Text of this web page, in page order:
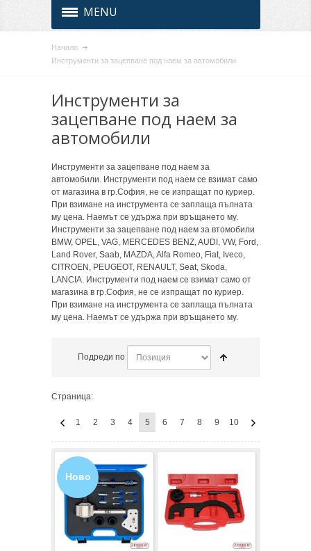
MENU
Начало
Инструменти за зацепване под наем за автомобили
Инструменти за
зацепване под наем за
автомобили
Инструменти за зацепване под наем за
автомобили. Инструменти под наем се взимат само
от магазина в гр.София, не се изпращат по куриер.
При взимане на инструмента се заплаща пълната
му цена. Наемът се удържа при връщането му.
Инструменти за зацепване под наем за втомобили
BMW, OPEL, VAG, MERCEDES BENZ, AUDI, VW, Ford,
Land Rover, Saab, MAZDA, Alfa Romeo, Fiat, Iveco,
CITROEN, PEUGEOT, RENAULT, Seat, Skoda,
LANCIA. Инструменти под наем се взимат само от
магазина в гр.София, не се изпращат по куриер.
При взимане на инструмента се заплаща пълната
му цена. Наемът се удържа при връщането му.
Подреди по
Страница:
1 2 3 4 5 6 7 8 9 10
Ново